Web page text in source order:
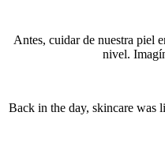
Antes, cuidar de nuestra piel
nivel.
Back in the day, skincare was